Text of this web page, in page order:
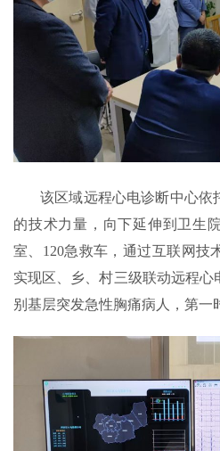
该区域远程心电诊断中心依
的技术力量，向下延伸到卫生
室、120急救车，通过互联网技
实现区、乡、村三级联动远程
别基层突发急性胸痛病人，第一